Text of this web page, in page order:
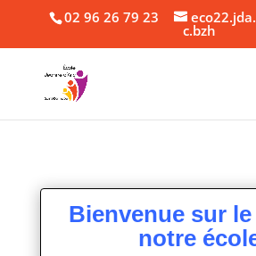
02 96 26 79 23
c.bzh
Bienvenue sur
notre